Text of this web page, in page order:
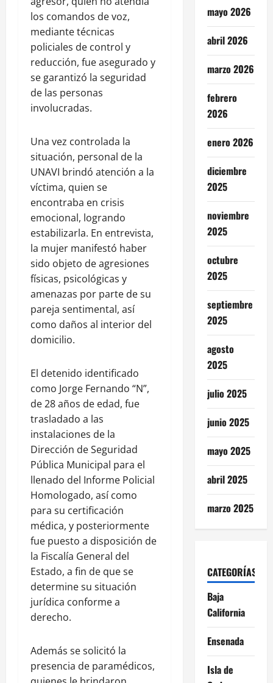
los comandos de voz,
mediante técnicas
policiales de control y
reducción, fue asegurado y
se garantizó la seguridad
de las personas
involucradas.
Una vez controlada la
situación, personal de la
UNAVI brindó atención a la
víctima, quien se
encontraba en crisis
emocional, logrando
estabilizarla. En entrevista,
la mujer manifestó haber
sido objeto de agresiones
físicas, psicológicas y
amenazas por parte de su
pareja sentimental, así
como daños al interior del
domicilio.
El detenido identificado
como Jorge Fernando “N”,
de 28 años de edad, fue
trasladado a las
instalaciones de la
Dirección de Seguridad
Pública Municipal para el
llenado del Informe Policial
Homologado, así como
para su certificación
médica, y posteriormente
fue puesto a disposición de
la Fiscalía General del
Estado, a fin de que se
determine su situación
jurídica conforme a
derecho.
Además se solicitó la
presencia de paramédicos,
mayo 2026
abril 2026
marzo 2026
febrero
2026
enero 2026
diciembre
2025
noviembre
2025
octubre
2025
septiembre
2025
agosto
2025
julio 2025
junio 2025
mayo 2025
abril 2025
marzo 2025
CATEGORÍAS
Baja
California
Ensenada
Isla de